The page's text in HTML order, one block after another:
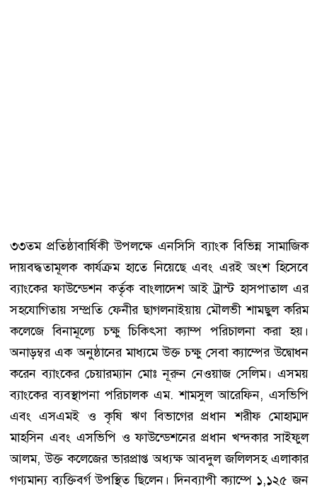
৩৩তম প্রতিষ্ঠাবার্ষিকী উপলক্ষে এনসিসি ব্যাংক বিভিন্ন সামাজিক
দায়বদ্ধতামূলক কার্যক্রম হাতে নিয়েছে এবং এরই অংশ হিসেবে
ব্যাংকের ফাউন্ডেশন কর্তৃক বাংলাদেশ আই ট্রাস্ট হাসপাতাল এর
সহযোগিতায় সম্প্রতি ফেনীর ছাগলনাইয়ায় মৌলভী শামছুল করিম
কলেজে বিনামূল্যে চক্ষু চিকিৎসা ক্যাম্প পরিচালনা করা হয়।
অনাড়ম্বর এক অনুষ্ঠানের মাধ্যমে উক্ত চক্ষু সেবা ক্যাম্পের উদ্বোধন
করেন ব্যাংকের চেয়ারম্যান মোঃ নূরুন নেওয়াজ সেলিম। এসময়
ব্যাংকের ব্যবস্থাপনা পরিচালক এম. শামসুল আরেফিন, এসভিপি
এবং এসএমই ও কৃষি ঋণ বিভাগের প্রধান শরীফ মোহাম্মদ
মাহসিন এবং এসভিপি ও ফাউন্ডেশনের প্রধান খন্দকার সাইফুল
আলম, উক্ত কলেজের ভারপ্রাপ্ত অধ্যক্ষ আবদুল জলিলসহ এলাকার
গণ্যমান্য ব্যক্তিবর্গ উপস্থিত ছিলেন। দিনব্যাপী ক্যাম্পে ১,১২৫ জন